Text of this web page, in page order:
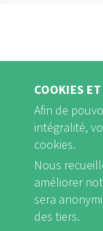
FB
COOKIES
Afin de
intégralité,
cookies.
Nous
améliorer
sera
des tiers.